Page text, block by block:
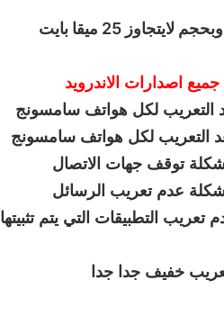
25 ميقا بايت
اصدارات الاندرويد
التعريب لكل هواتف سامسونج
توقف جهات الاتصال
عدم تعريب الرسائل
التطبيقات التي يتم تثبيتها
خفيف جدا جدا